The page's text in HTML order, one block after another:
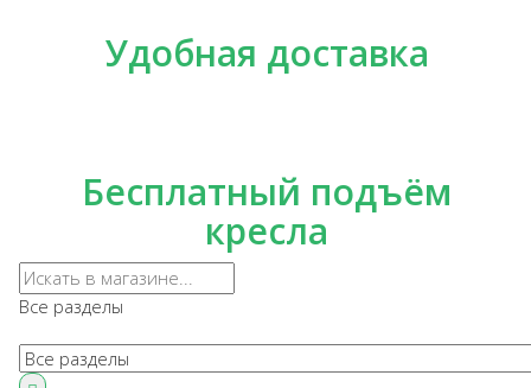
Удобная доставка
Бесплатный подъём
кресла
Все разделы